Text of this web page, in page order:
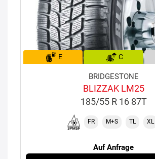
E C
BRIDGESTONE
BLIZZAK LM25
185/55 R 16 87T
FR M+S TL XL
Auf Anfrage